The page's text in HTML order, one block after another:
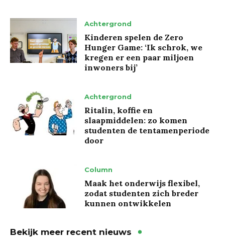
Achtergrond
Kinderen spelen de Zero
Hunger Game: ‘Ik schrok, we
kregen er een paar miljoen
inwoners bij’
Achtergrond
Ritalin, koffie en
slaapmiddelen: zo komen
studenten de tentamenperiode
door
Column
Maak het onderwijs flexibel,
zodat studenten zich breder
kunnen ontwikkelen
Bekijk meer recent nieuws